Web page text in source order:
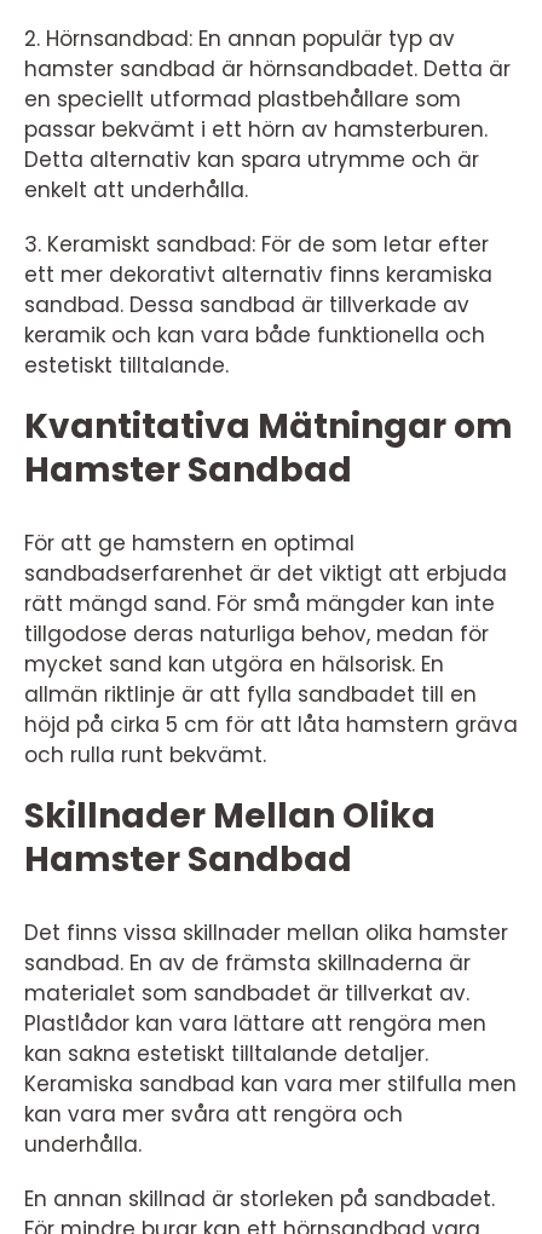
2. Hörnsandbad: En annan populär typ av
hamster sandbad är hörnsandbadet. Detta är
en speciellt utformad plastbehållare som
passar bekvämt i ett hörn av hamsterburen.
Detta alternativ kan spara utrymme och är
enkelt att underhålla.
3. Keramiskt sandbad: För de som letar efter
ett mer dekorativt alternativ finns keramiska
sandbad. Dessa sandbad är tillverkade av
keramik och kan vara både funktionella och
estetiskt tilltalande.
Kvantitativa Mätningar om
Hamster Sandbad
För att ge hamstern en optimal
sandbadserfarenhet är det viktigt att erbjuda
rätt mängd sand. För små mängder kan inte
tillgodose deras naturliga behov, medan för
mycket sand kan utgöra en hälsorisk. En
allmän riktlinje är att fylla sandbadet till en
höjd på cirka 5 cm för att låta hamstern gräva
och rulla runt bekvämt.
Skillnader Mellan Olika
Hamster Sandbad
Det finns vissa skillnader mellan olika hamster
sandbad. En av de främsta skillnaderna är
materialet som sandbadet är tillverkat av.
Plastlådor kan vara lättare att rengöra men
kan sakna estetiskt tilltalande detaljer.
Keramiska sandbad kan vara mer stilfulla men
kan vara mer svåra att rengöra och
underhålla.
En annan skillnad är storleken på sandbadet.